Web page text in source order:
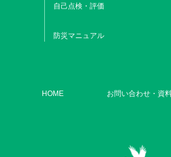
自己点検・評価
防災マニュアル
HOME お問い合わせ・資